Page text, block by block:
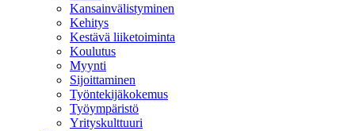
Kansainvälistyminen
Kehitys
Kestävä liiketoiminta
Koulutus
Myynti
Sijoittaminen
Työntekijäkokemus
Työympäristö
Yrityskulttuuri